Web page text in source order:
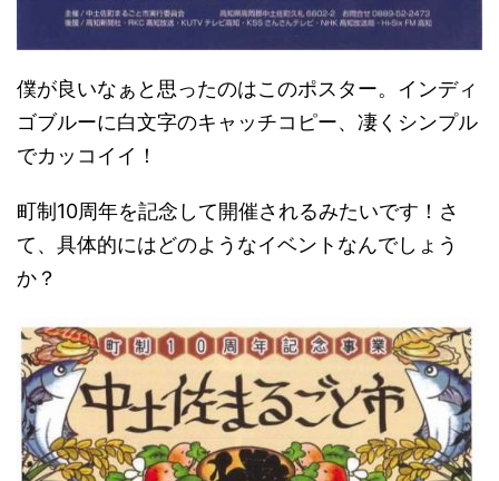
僕が良いなぁと思ったのはこのポスター。インディ
ゴブルーに白文字のキャッチコピー、凄くシンプル
でカッコイイ！
町制10周年を記念して開催されるみたいです！さ
て、具体的にはどのようなイベントなんでしょう
か？